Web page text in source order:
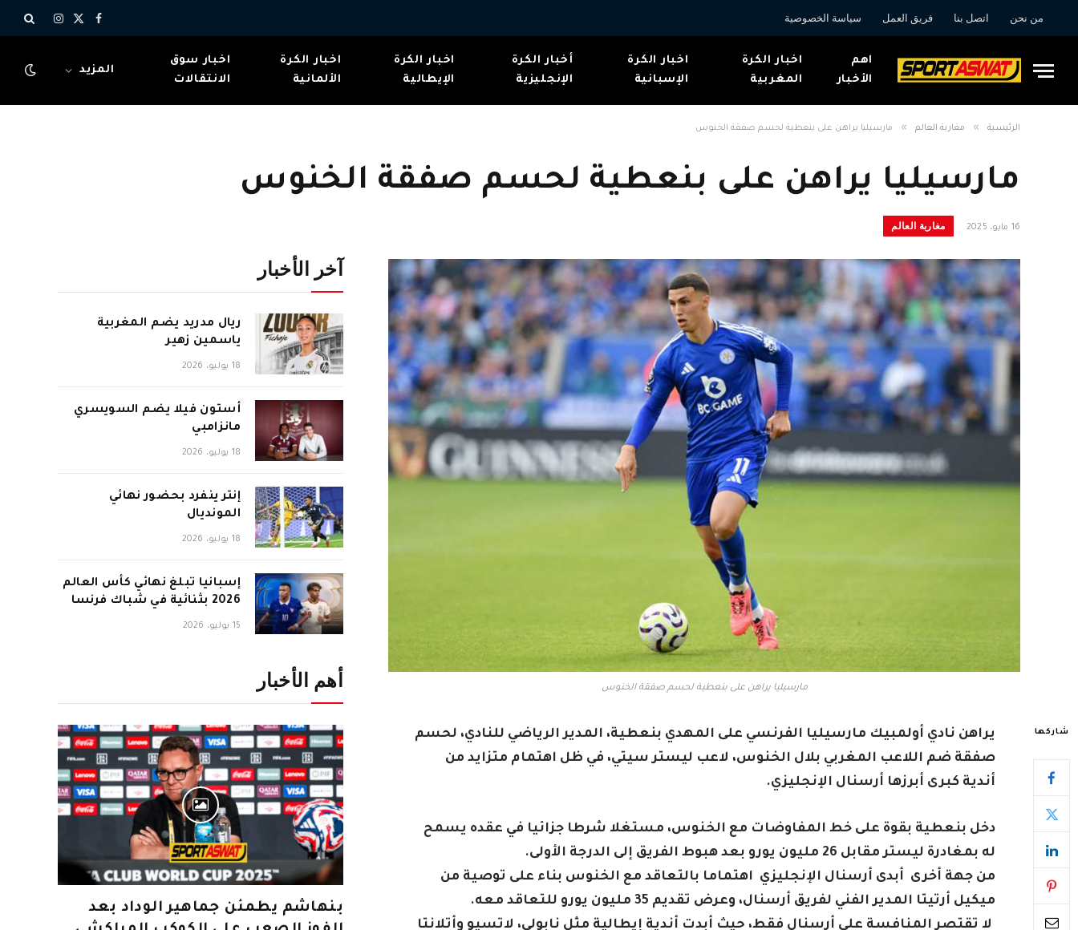
من نحن اتصل بنا فريق العمل سياسة الخصوصية
فيسبوك
X
الانستغرام
اهم
الأخبار
اخبار الكرة
المغربية
اخبار الكرة
الإسبانية
أخبار الكرة
الإنجليزية
اخبار الكرة
الإيطالية
اخبار الكرة
الألمانية
اخبار سوق
الانتقالات
المزيد
الرئيسية » مغاربة العالم » مارسيليا يراهن على بنعطية لحسم صفقة الخنوس
مارسيليا يراهن على بنعطية لحسم صفقة الخنوس
16 مايو، 2025 مغاربة العالم
مارسيليا يراهن على بنعطية لحسم صفقة الخنوس
شاركها
يراهن نادي أولمبيك مارسيليا الفرنسي على المهدي بنعطية، المدير الرياضي للنادي، لحسم
صفقة ضم اللاعب المغربي بلال الخنوس، لاعب ليستر سيتي، في ظل اهتمام متزايد من
أندية كبرى أبرزها أرسنال الإنجليزي.
دخل بنعطية بقوة على خط المفاوضات مع الخنوس، مستغلا شرطا جزائيا في عقده يسمح
له بمغادرة ليستر مقابل 26 مليون يورو بعد هبوط الفريق إلى الدرجة الأولى.
من جهة أخرى أبدى أرسنال الإنجليزي اهتماما بالتعاقد مع الخنوس بناء على توصية من
ميكيل أرتيتا المدير الفني لفريق أرسنال، وعرض تقديم 35 مليون يورو للتعاقد معه.
لا تقتصر المنافسة على أرسنال فقط، حيث أبدت أندية إيطالية مثل نابولي، لاتسيو وأتلانتا
آخر الأخبار
ريال مدريد يضم المغربية
ياسمين زهير
18 يوليو، 2026
أستون فيلا يضم السويسري
مانزامبي
18 يوليو، 2026
إنتر ينفرد بحضور نهائي
المونديال
18 يوليو، 2026
إسبانيا تبلغ نهائي كأس العالم
2026 بثنائية في شباك فرنسا
15 يوليو، 2026
أهم الأخبار
بنهاشم يطمئن جماهير الوداد بعد